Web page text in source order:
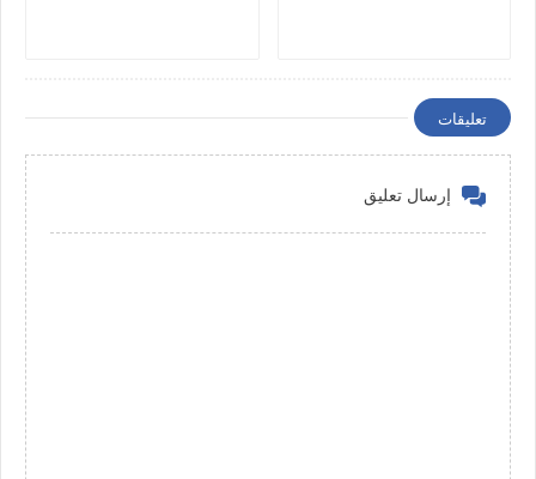
تعليقات
إرسال تعليق